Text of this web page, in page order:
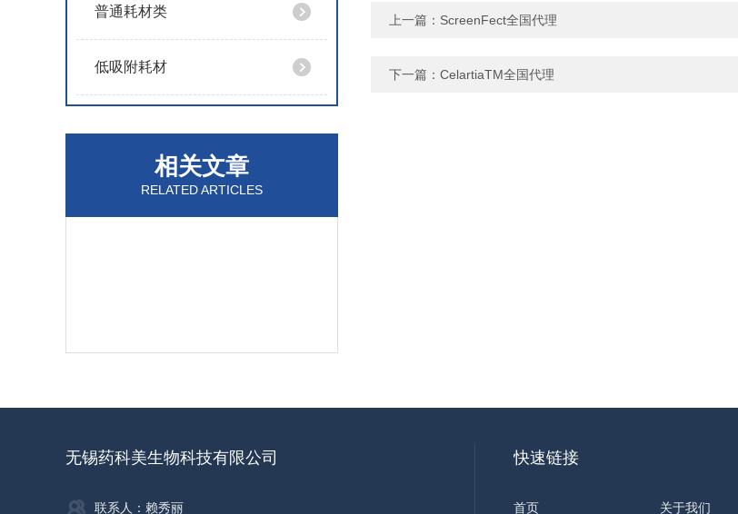
普通耗材类
低吸附耗材
相关文章
RELATED ARTICLES
上一篇： ScreenFect全国代理
下一篇： CelartiaTM全国代理
无锡药科美生物科技有限公司
联系人：赖秀丽
快速链接
首页 关于我们